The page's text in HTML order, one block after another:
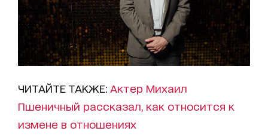
ЧИТАЙТЕ ТАКЖЕ: Актер Михаил
Пшеничный рассказал, как относится к
измене в отношениях